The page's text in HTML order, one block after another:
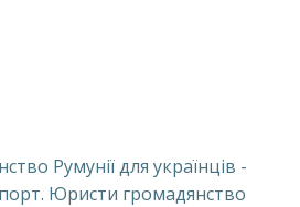
Румунії для українців -
Юристи громадянство